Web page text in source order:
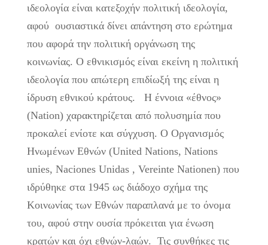
ιδεολογία είναι κατεξοχήν πολιτική ιδεολογία,
αφού ουσιαστικά δίνει απάντηση στο ερώτημα
που αφορά την πολιτική οργάνωση της
κοινωνίας. Ο εθνικισμός είναι εκείνη η πολιτική
ιδεολογία που απώτερη επιδίωξή της είναι η
ίδρυση εθνικού κράτους. Η έννοια «έθνος»
(Nation) χαρακτηρίζεται από πολυσημία που
προκαλεί ενίοτε και σύγχυση. Ο Οργανισμός
Ηνωμένων Εθνών (United Nations, Nations
unies, Naciones Unidas , Vereinte Nationen) που
ιδρύθηκε στα 1945 ως διάδοχο σχήμα της
Κοινωνίας των Εθνών παραπλανά με το όνομα
του, αφού στην ουσία πρόκειται για ένωση
κρατών και όχι εθνών-λαών. Τις συνθήκες τις